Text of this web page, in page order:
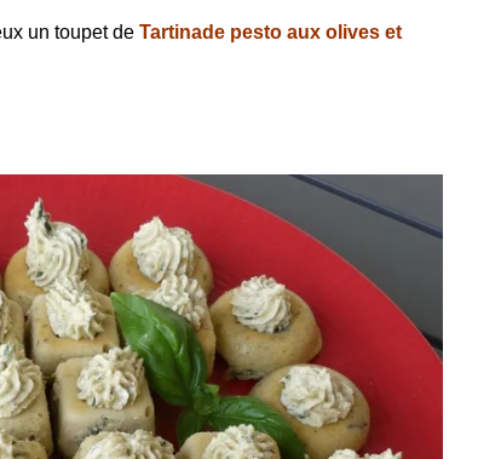
un toupet de Tartinade pesto aux olives et